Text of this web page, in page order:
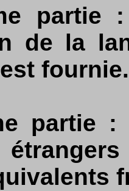
partie
de la
fournie.
partie :